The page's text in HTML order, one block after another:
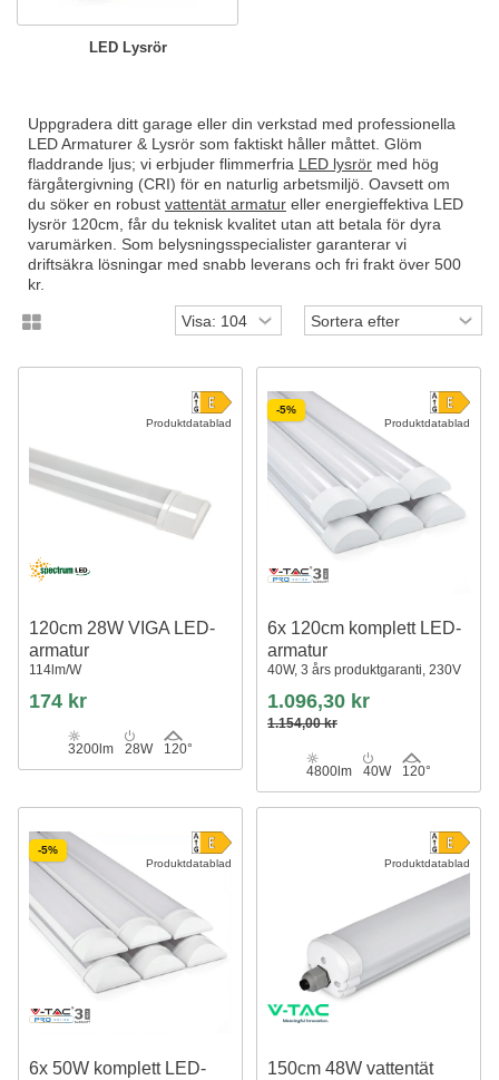
LED Lysrör
Uppgradera ditt garage eller din verkstad med professionella
LED Armaturer & Lysrör som faktiskt håller måttet. Glöm
fladdrande ljus; vi erbjuder flimmerfria LED lysrör med hög
färgåtergivning (CRI) för en naturlig arbetsmiljö. Oavsett om
du söker en robust vattentät armatur eller energieffektiva LED
lysrör 120cm, får du teknisk kvalitet utan att betala för dyra
varumärken. Som belysningsspecialister garanterar vi
driftsäkra lösningar med snabb leverans och fri frakt över 500
kr.
Produktdatablad
120cm 28W VIGA LED-
armatur
114lm/W
174 kr
3200lm 28W 120°
Produktdatablad
-5%
6x 120cm komplett LED-
armatur
40W, 3 års produktgaranti, 230V
1.096,30 kr
1.154,00 kr
4800lm 40W 120°
Produktdatablad
-5%
6x 50W komplett LED-
Produktdatablad
150cm 48W vattentät